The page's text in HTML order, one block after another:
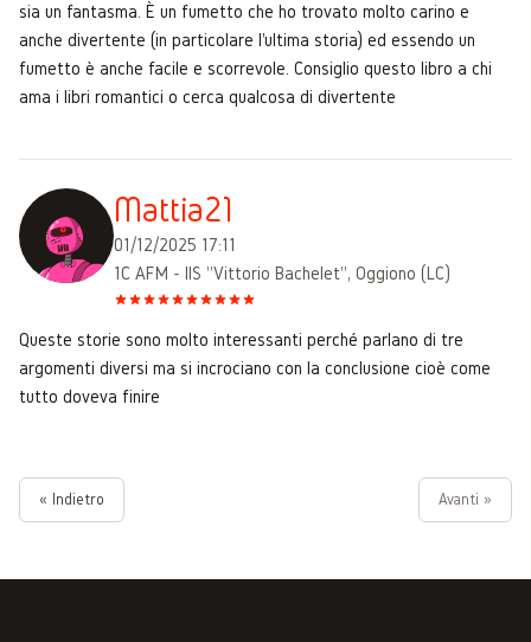
sia un fantasma. È un fumetto che ho trovato molto carino e
anche divertente (in particolare l'ultima storia) ed essendo un
fumetto è anche facile e scorrevole. Consiglio questo libro a chi
ama i libri romantici o cerca qualcosa di divertente
Mattia21
01/12/2025 17:11
1C AFM - IIS "Vittorio Bachelet", Oggiono (LC)
Queste storie sono molto interessanti perché parlano di tre
argomenti diversi ma si incrociano con la conclusione cioè come
tutto doveva finire
« Indietro Avanti »